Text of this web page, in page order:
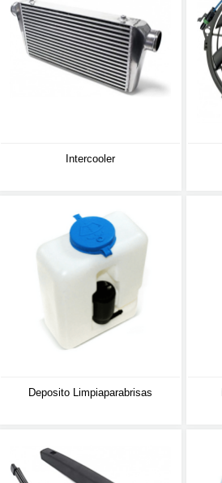
Intercooler
Deposito Limpiaparabrisas